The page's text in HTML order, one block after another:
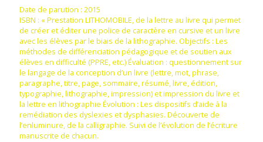
Date de parution : 2015
ISBN : « Prestation LITHOMOBILE, de la lettre au livre qui permet
de créer et éditer une police de caractère en cursive et un livre
avec les élèves par le biais de la lithographie. Objectifs : Les
méthodes de différenciation pédagogique et de soutien aux
élèves en difficulté (PPRE, etc.) Évaluation : questionnement sur
le langage de la conception d’un livre (lettre, mot, phrase,
paragraphe, titre, page, sommaire, résumé, livre, édition,
typographie, lithographie, impression) et impression du livre et
la lettre en lithographie Évolution : Les dispositifs d’aide à la
remédiation des dyslexies et dysphasies. Découverte de
l’enluminure, de la calligraphie. Suivi de l’évolution de l’écriture
manuscrite de chacun.